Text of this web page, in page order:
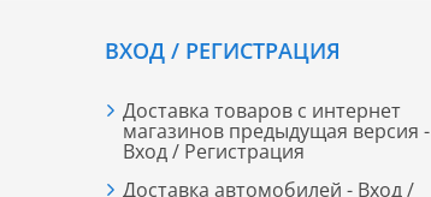
ВХОД / РЕГИСТРАЦИЯ
Доставка товаров с интернет
магазинов предыдущая версия -
Вход / Регистрация
Доставка автомобилей - Вход /